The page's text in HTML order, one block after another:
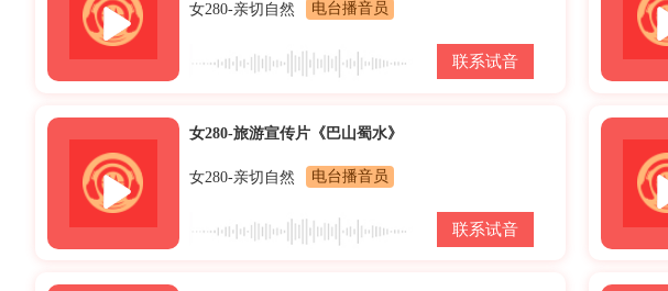
女280-亲切自然 电台播音员
联系试音
女280-旅游宣传片《巴山蜀水》
女280-亲切自然 电台播音员
联系试音